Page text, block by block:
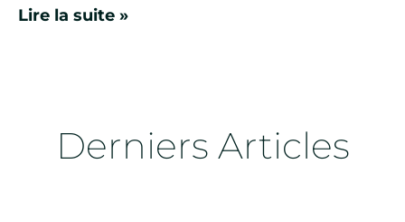
Lire la suite »
Derniers Articles